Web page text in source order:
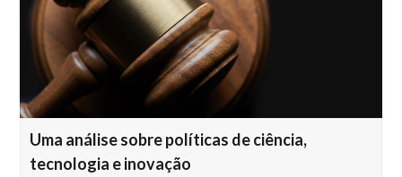
Uma análise sobre políticas de ciência,
tecnologia e inovação